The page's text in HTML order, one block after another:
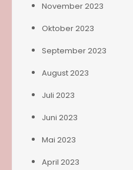
November 2023
Oktober 2023
September 2023
August 2023
Juli 2023
Juni 2023
Mai 2023
April 2023